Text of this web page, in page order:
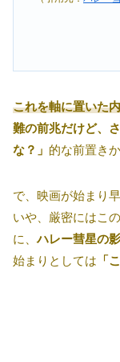
これを軸に置いた
難の前兆だけど、
な？」 的な前置き
で、映画が始まり早
いや、厳密にはこ
に、ハレー彗星の
始まりとしては 「